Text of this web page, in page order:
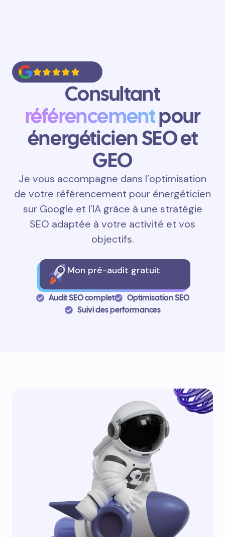
Consultant
référencementpour
énergéticien SEO et
GEO
Je vous accompagne dans l’optimisation
de votre référencement pour énergéticien
sur Google et l’IA grâce à une stratégie
SEO adaptée à votre activité et vos
objectifs.
Mon pré-audit gratuit
Audit SEO complet
Optimisation SEO
Suivi des performances